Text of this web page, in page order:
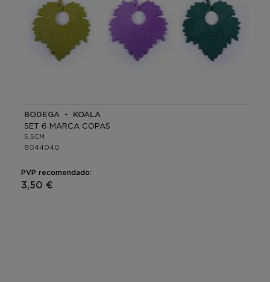
BODEGA - KOALA
SET 6 MARCA COPAS
5,5CM
8044040
PVP recomendado:
3,50 €